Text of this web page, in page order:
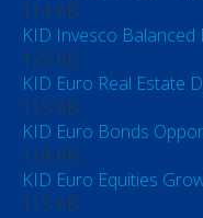
114 KB
KID Invesco Balanced
125 KB
KID Euro Real Estate
115 KB
KID Euro Bonds
114 KB
KID Euro Equities
115 KB